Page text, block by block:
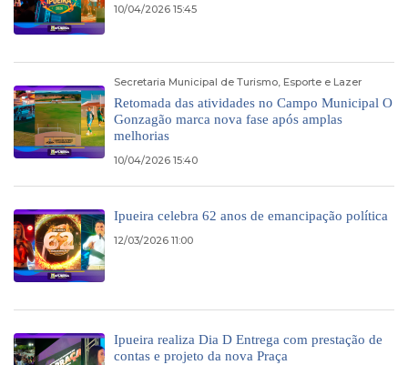
10/04/2026 15:45
Secretaria Municipal de Turismo, Esporte e Lazer
Retomada das atividades no Campo Municipal O
Gonzagão marca nova fase após amplas
melhorias
10/04/2026 15:40
Ipueira celebra 62 anos de emancipação política
12/03/2026 11:00
Ipueira realiza Dia D Entrega com prestação de
contas e projeto da nova Praça